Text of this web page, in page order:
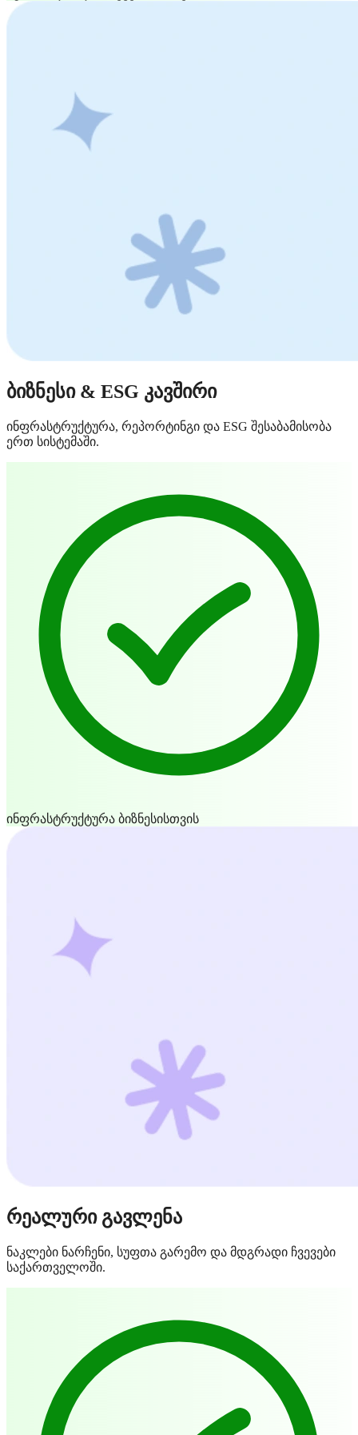
ბიზნესი & ESG კავშირი
ინფრასტრუქტურა, რეპორტინგი და ESG შესაბამისობა
ერთ სისტემაში.
ინფრასტრუქტურა ბიზნესისთვის
რეალური გავლენა
ნაკლები ნარჩენი, სუფთა გარემო და მდგრადი ჩვევები
საქართველოში.